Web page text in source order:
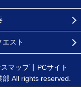
エスト
マップ
PCサイト
All rights reserved.